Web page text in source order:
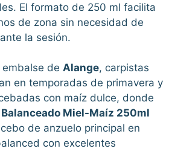
El formato de 250 ml facilita
de zona sin necesidad de
la sesión.
embalse de Alange, carpistas
en temporadas de primavera y
con maíz dulce, donde
Miel-Maíz 250ml
de anzuelo principal en
con excelentes